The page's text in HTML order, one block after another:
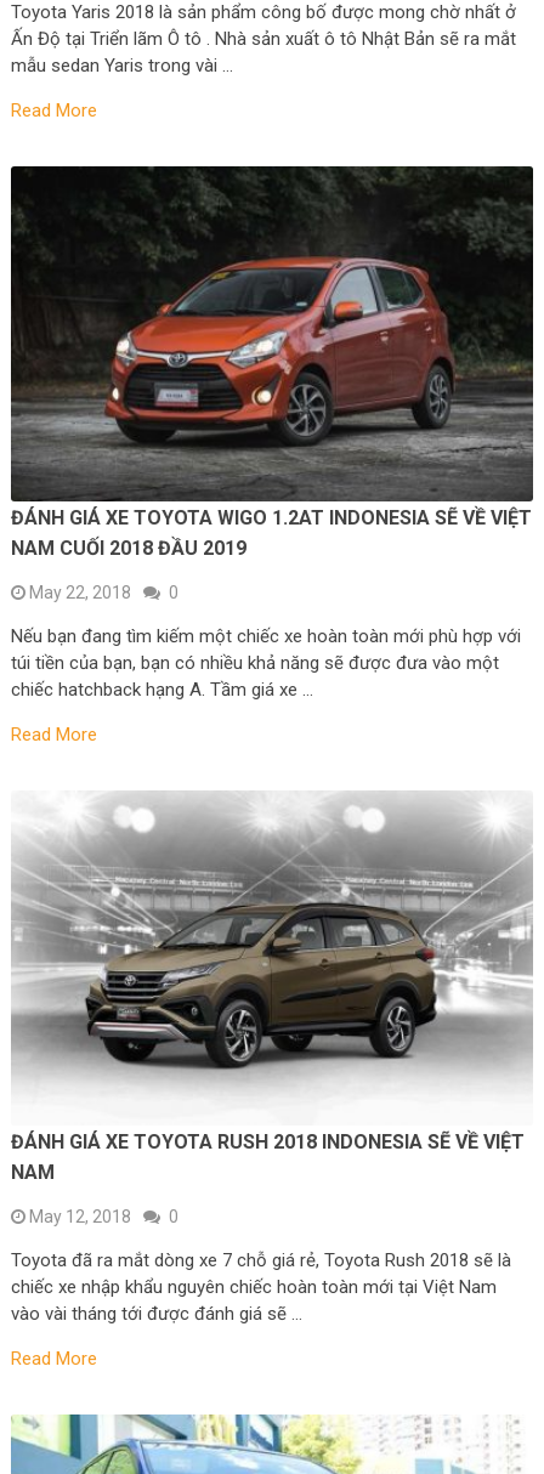
Toyota Yaris 2018 là sản phẩm công bố được mong chờ nhất ở
Ấn Độ tại Triển lãm Ô tô . Nhà sản xuất ô tô Nhật Bản sẽ ra mắt
mẫu sedan Yaris trong vài …
Read More
ĐÁNH GIÁ XE TOYOTA WIGO 1.2AT INDONESIA SẼ VỀ VIỆT
NAM CUỐI 2018 ĐẦU 2019
May 22, 2018 0
Nếu bạn đang tìm kiếm một chiếc xe hoàn toàn mới phù hợp với
túi tiền của bạn, bạn có nhiều khả năng sẽ được đưa vào một
chiếc hatchback hạng A. Tầm giá xe …
Read More
ĐÁNH GIÁ XE TOYOTA RUSH 2018 INDONESIA SẼ VỀ VIỆT
NAM
May 12, 2018 0
Toyota đã ra mắt dòng xe 7 chỗ giá rẻ, Toyota Rush 2018 sẽ là
chiếc xe nhập khẩu nguyên chiếc hoàn toàn mới tại Việt Nam
vào vài tháng tới được đánh giá sẽ …
Read More